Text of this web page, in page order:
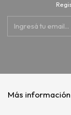
Más información